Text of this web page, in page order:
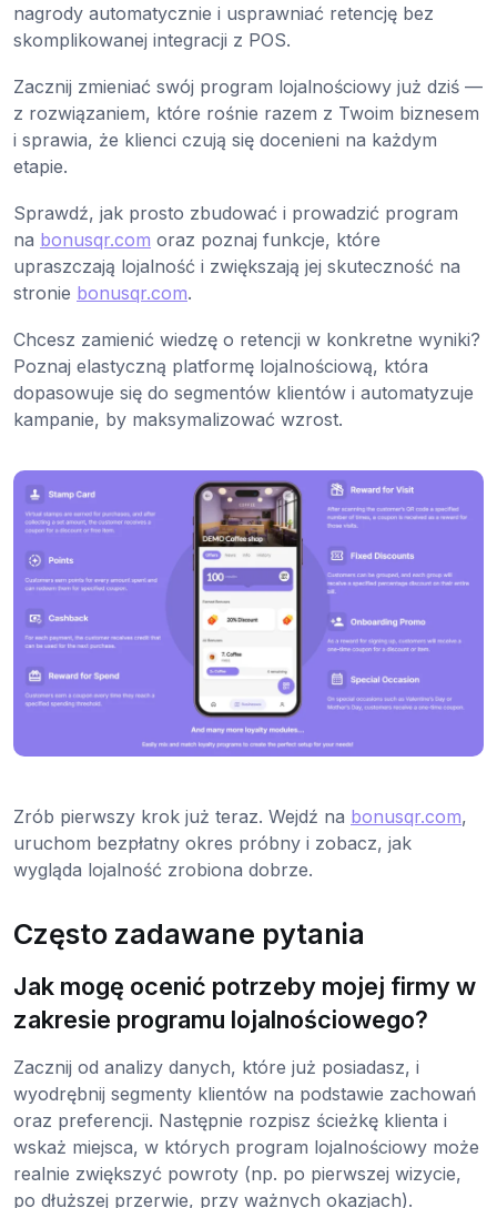
nagrody automatycznie i usprawniać retencję bez
skomplikowanej integracji z POS.
Zacznij zmieniać swój program lojalnościowy już dziś —
z rozwiązaniem, które rośnie razem z Twoim biznesem
i sprawia, że klienci czują się docenieni na każdym
etapie.
Sprawdź, jak prosto zbudować i prowadzić program
na bonusqr.com oraz poznaj funkcje, które
upraszczają lojalność i zwiększają jej skuteczność na
stronie bonusqr.com.
Chcesz zamienić wiedzę o retencji w konkretne wyniki?
Poznaj elastyczną platformę lojalnościową, która
dopasowuje się do segmentów klientów i automatyzuje
kampanie, by maksymalizować wzrost.
Zrób pierwszy krok już teraz. Wejdź na bonusqr.com,
uruchom bezpłatny okres próbny i zobacz, jak
wygląda lojalność zrobiona dobrze.
Często zadawane pytania
Jak mogę ocenić potrzeby mojej firmy w
zakresie programu lojalnościowego?
Zacznij od analizy danych, które już posiadasz, i
wyodrębnij segmenty klientów na podstawie zachowań
oraz preferencji. Następnie rozpisz ścieżkę klienta i
wskaż miejsca, w których program lojalnościowy może
realnie zwiększyć powroty (np. po pierwszej wizycie,
po dłuższej przerwie, przy ważnych okazjach).